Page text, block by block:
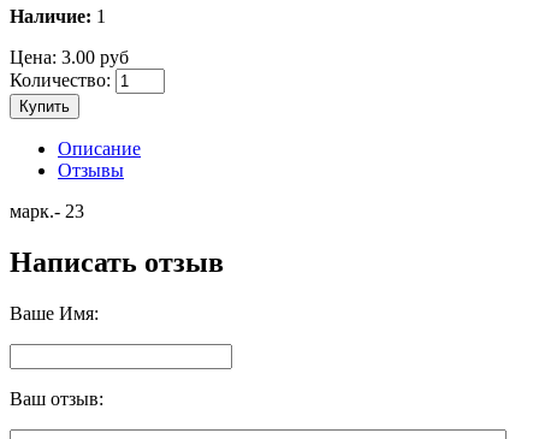
Наличие: 1
Цена: 3.00 руб
Количество:
Купить
Описание
Отзывы
марк.- 23
Написать отзыв
Ваше Имя:
Ваш отзыв: